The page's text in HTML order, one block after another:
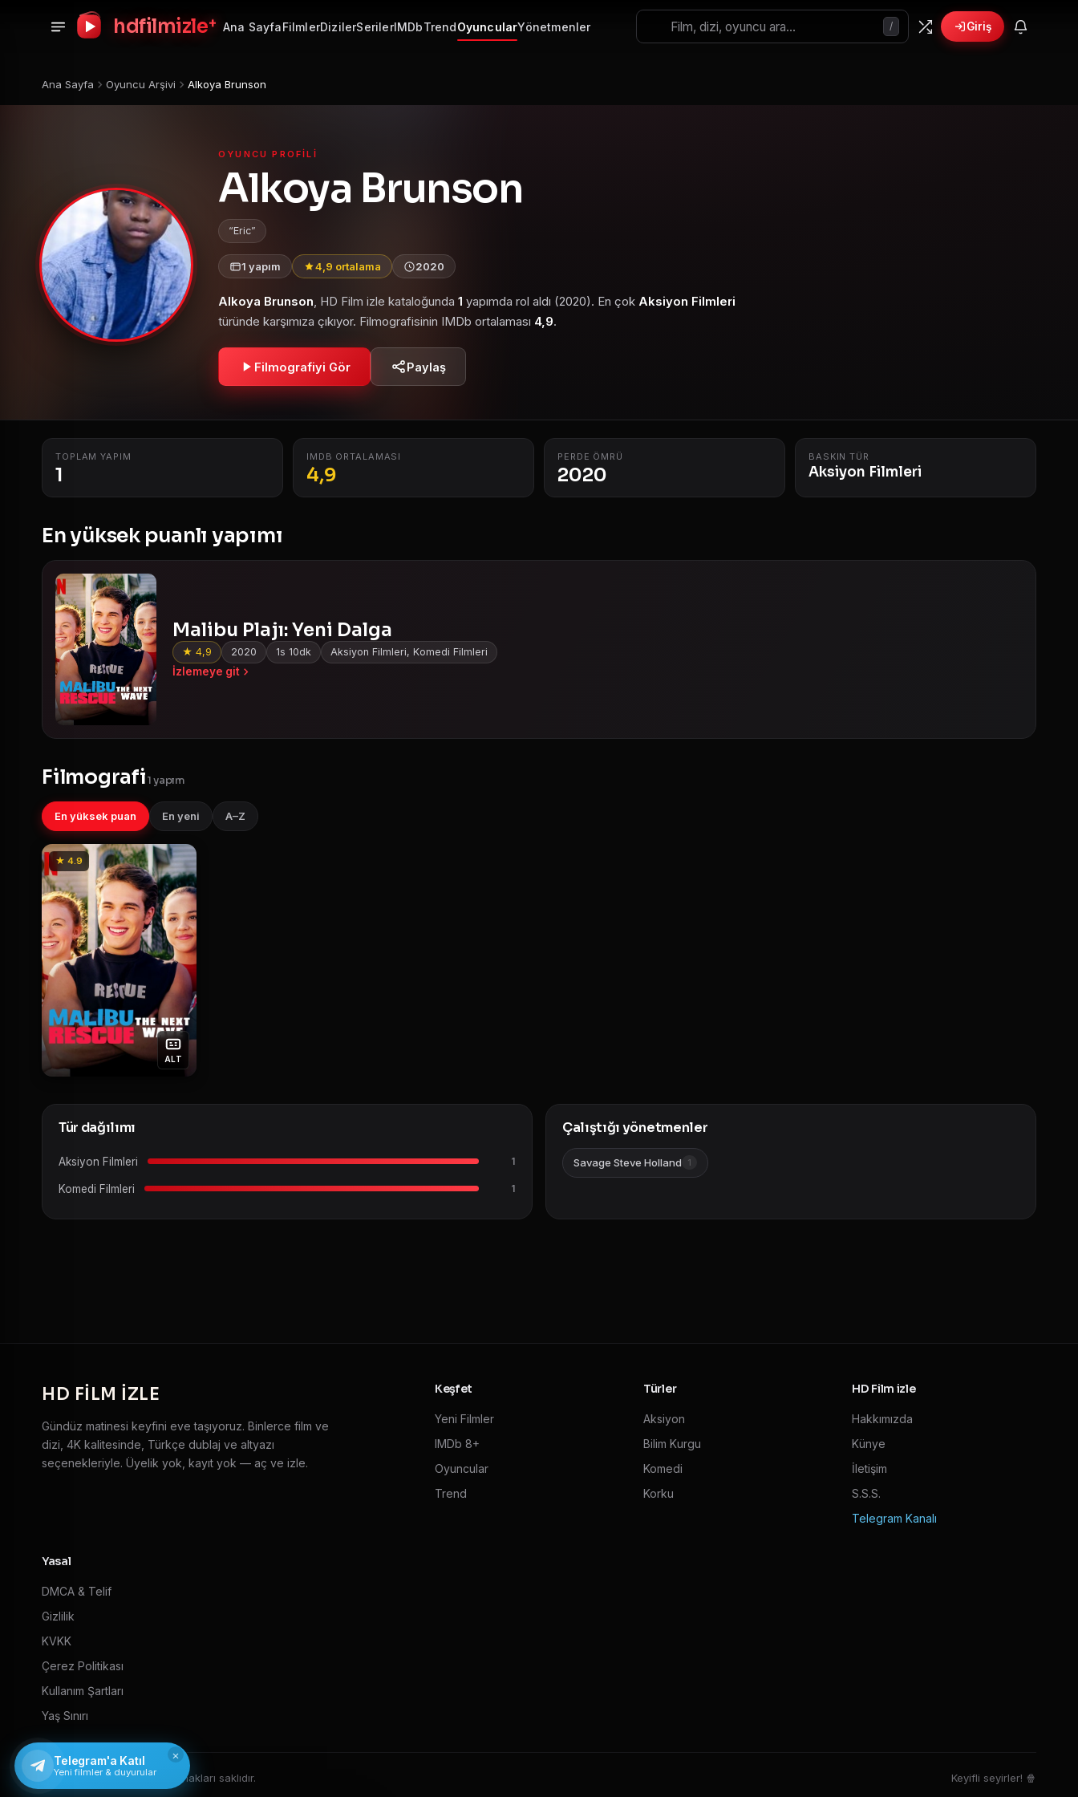
hdfilmizle+ Ana SayfaFilmlerDizilerSerilerIMDbTrendOyuncularYönetmenler / Giriş
Ana Sayfa Oyuncu Arşivi Alkoya Brunson
OYUNCU PROFILI
Alkoya Brunson
Eric
1 yapım 4,9 ortalama 2020
Alkoya Brunson, HD Film izle kataloğunda 1 yapımda rol aldı (2020). En çok Aksiyon Filmleri
türünde karşımıza çıkıyor. Filmografisinin IMDb ortalaması 4,9.
Filmografiyi Gör Paylaş
TOPLAM YAPIM
1
IMDB ORTALAMASI
4,9
PERDE ÖMRÜ
2020
BASKIN TÜR
Aksiyon Filmleri
En yüksek puanlı yapımı
Malibu Plajı: Yeni Dalga
★ 4,9 2020 1s 10dk Aksiyon Filmleri, Komedi Filmleri
İzlemeye git
Filmografi1 yapım
En yüksek puan En yeni A–Z
★ 4.9
ALT
Tür dağılımı
Aksiyon Filmleri 1
Komedi Filmleri 1
Çalıştığı yönetmenler
Savage Steve Holland 1
HD FILM IZLE
Gündüz matinesi keyfini eve taşıyoruz. Binlerce film ve
dizi, 4K kalitesinde, Türkçe dublaj ve altyazı
seçenekleriyle. Üyelik yok, kayıt yok — aç ve izle.
Keşfet
Yeni Filmler
IMDb 8+
Oyuncular
Trend
Türler
Aksiyon
Bilim Kurgu
Komedi
Korku
HD Film izle
Hakkımızda
Künye
İletişim
S.S.S.
Telegram Kanalı
Yasal
DMCA & Telif
Gizlilik
KVKK
Çerez Politikası
Kullanım Şartları
Yaş Sınırı
© 2026 HD Film izle — Tüm hakları saklıdır. Keyifli seyirler! 🍿
Telegram'a Katıl
Yeni filmler & duyurular
×